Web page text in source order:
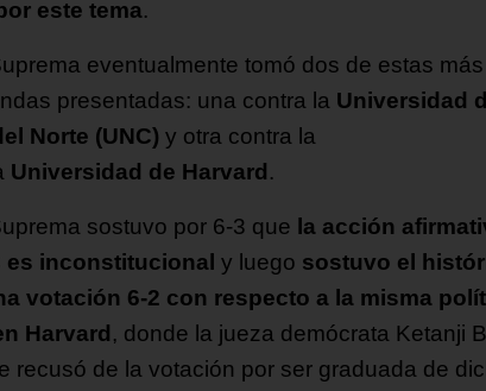
este tema.
eventualmente tomó dos de estas
presentadas: una contra la Universidad
Norte (UNC) y otra contra la
Universidad de Harvard .
sostuvo por 6-3 que la acción
es inconstitucional y luego sostuvo el
votación 6-2 con respecto a la misma
Harvard , donde la jueza demócrata Ketanji
recusó de la votación por ser graduada de